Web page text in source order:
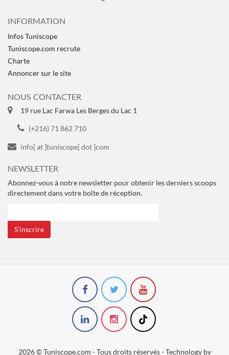
INFORMATION
Infos Tuniscope
Tuniscope.com recrute
Charte
Annoncer sur le site
NOUS CONTACTER
19 rue Lac Farwa Les Berges du Lac 1
(+216) 71 862 710
info[ at ]tuniscope[ dot ]com
NEWSLETTER
Abonnez-vous à notre newsletter pour obtenir les derniers scoops
directement dans votre boîte de réception.
S’inscrire
2026 © Tuniscope.com - Tous droits réservés - Technology by